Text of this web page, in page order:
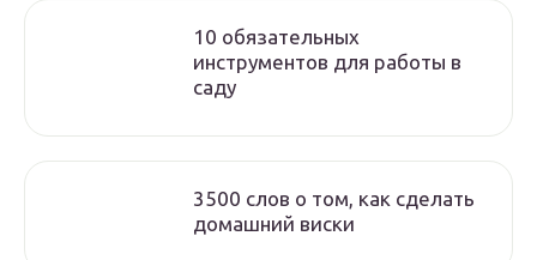
10 обязательных
инструментов для работы в
саду
3500 слов о том, как сделать
домашний виски